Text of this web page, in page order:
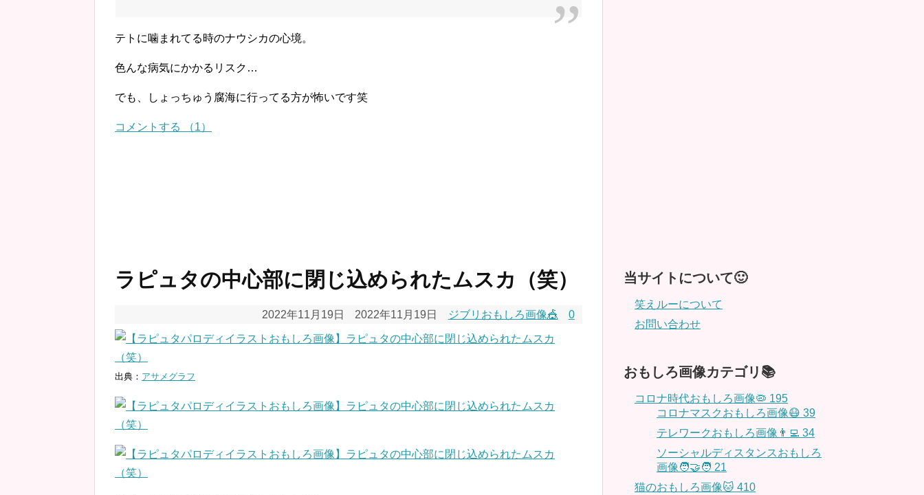
テトに噛まれてる時のナウシカの心境。
色んな病気にかかるリスク…
でも、しょっちゅう腐海に行ってる方が怖いです笑
コメントする （1）
ラピュタの中心部に閉じ込められたムスカ（笑）
2022年11月19日 2022年11月19日 ジブリおもしろ画像🎪 0
出典： アサメグラフ
当サイトについて🙂
笑えルーについて
お問い合わせ
おもしろ画像カテゴリ📚
コロナ時代おもしろ画像🦠 195
コロナマスクおもしろ画像😷 39
テレワークおもしろ画像👨‍💻 34
ソーシャルディスタンスおもしろ
画像🧑‍🤝‍🧑 21
猫のおもしろ画像🐱 410